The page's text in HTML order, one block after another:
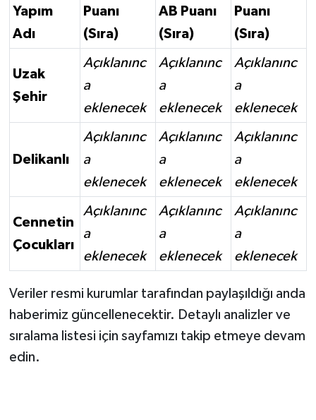
Yapım
Adı
Puanı
(Sıra)
AB Puanı
(Sıra)
Puanı
(Sıra)
Uzak
Şehir
Açıklanınc
a
eklenecek
Açıklanınc
a
eklenecek
Açıklanınc
a
eklenecek
Delikanlı
Açıklanınc
a
eklenecek
Açıklanınc
a
eklenecek
Açıklanınc
a
eklenecek
Cennetin
Çocukları
Açıklanınc
a
eklenecek
Açıklanınc
a
eklenecek
Açıklanınc
a
eklenecek
Veriler resmi kurumlar tarafından paylaşıldığı anda
haberimiz güncellenecektir. Detaylı analizler ve
sıralama listesi için sayfamızı takip etmeye devam
edin.